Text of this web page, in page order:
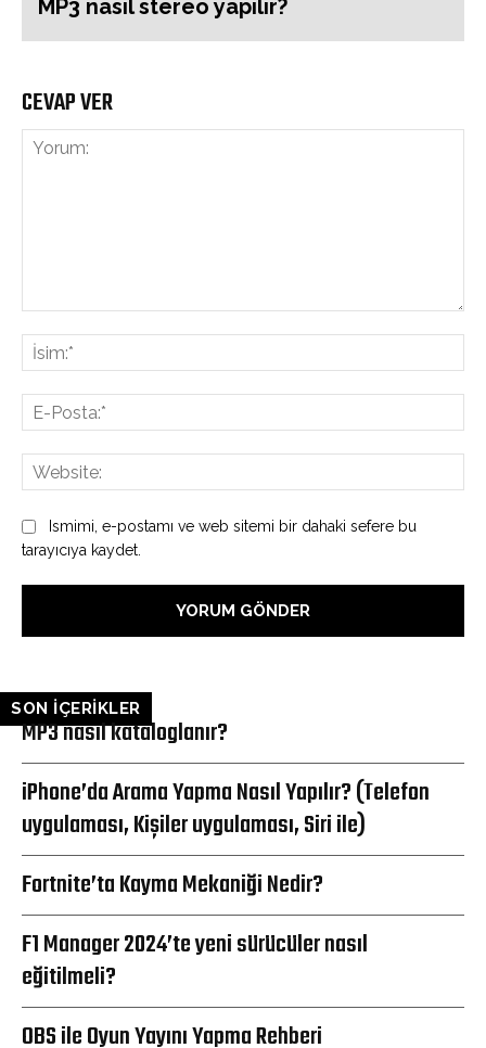
MP3 nasıl stereo yapılır?
CEVAP VER
Ismimi, e-postamı ve web sitemi bir dahaki sefere bu
tarayıcıya kaydet.
SON İÇERİKLER
MP3 nasıl kataloglanır?
iPhone’da Arama Yapma Nasıl Yapılır? (Telefon
uygulaması, Kişiler uygulaması, Siri ile)
Fortnite’ta Kayma Mekaniği Nedir?
F1 Manager 2024’te yeni sürücüler nasıl
eğitilmeli?
OBS ile Oyun Yayını Yapma Rehberi